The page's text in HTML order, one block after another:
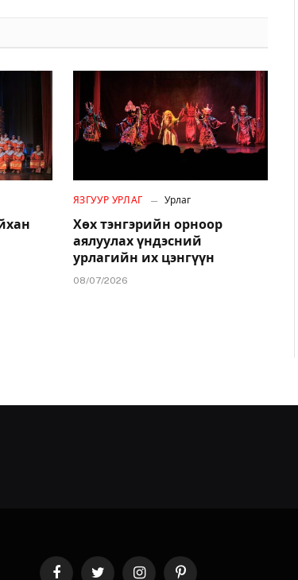
ЯЗГУУР УРЛАГ Урлаг
Хөх тэнгэрийн орноор
аялуулах үндэсний
урлагийн их цэнгүүн
08/07/2026